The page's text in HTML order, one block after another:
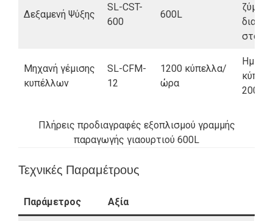
Δεξαμενή Ψύξης
SL-CST-
600
600L
στους
Μηχανή γέμισης
κυπέλλων
SL-CFM-
12
1200 κύπελλα/
ώρα
Ημι-
200ml
Πλήρεις προδιαγραφές εξοπλισμού γραμμής
παραγωγής γιαουρτιού 600L
Τεχνικές Παραμέτρους
Παράμετρος Αξία